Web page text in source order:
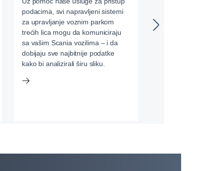
podacima, svi napravljeni sistemi
za upravljanje voznim parkom
trećih lica mogu da komuniciraju
sa vašim Scania vozilima – i da
dobijaju sve najbitnije podatke
kako bi analizirali širu sliku.
treninga i